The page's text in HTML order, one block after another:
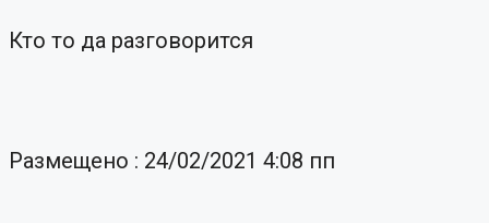
Кто то да разговорится
Размещено : 24/02/2021 4:08 пп